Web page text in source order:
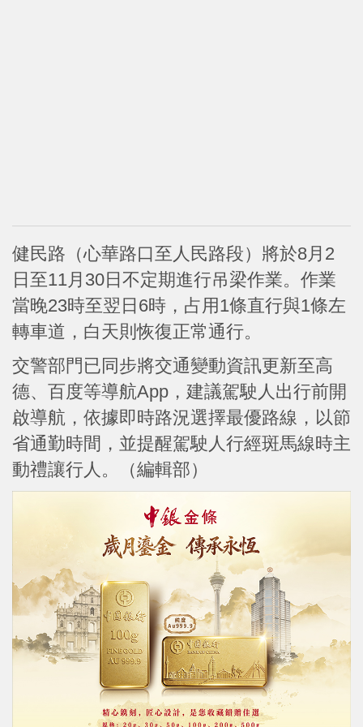
健民路（心華路口至人民路段）將於8月2
日至11月30日不定期進行吊梁作業。作業
當晚23時至翌日6時，占用1條直行與1條左
轉車道，白天則恢復正常通行。
交警部門已同步將交通變動資訊更新至高
德、百度等導航App，建議駕駛人出行前開
啟導航，依據即時路況選擇最優路線，以節
省通勤時間，並提醒駕駛人行經斑馬線時主
動禮讓行人。（編輯部）